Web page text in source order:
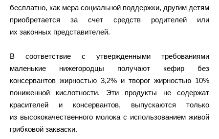
бесплатно, как мера социальной поддержки, другим детям
приобретается за счет средств родителей или
их законных представителей.
В соответствие с утвержденными требованиями
маленькие нижегородцы получают кефир без
консервантов жирностью 3,2% и творог жирностью 10%
пониженной кислотности. Эти продукты не содержат
красителей и консервантов, выпускаются только
из высококачественного молока с использованием живой
грибковой закваски.